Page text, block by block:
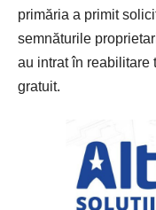
primăria a primit
semnăturile
au intrat în reabilitare
gratuit.